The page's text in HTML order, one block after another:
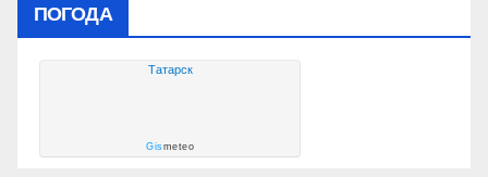
ПОГОДА
Татарск
Gismeteo